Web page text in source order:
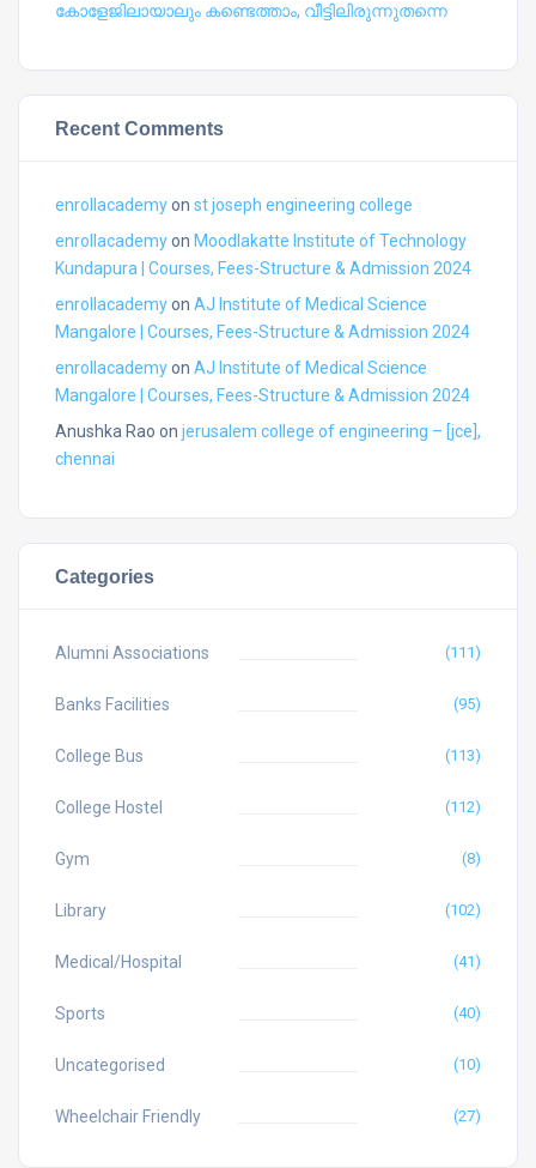
കോളേജിലായാലും കണ്ടെത്താം, വീട്ടിലിരുന്നുതന്നെ
Recent Comments
enrollacademyon st joseph engineering college
enrollacademyon Moodlakatte Institute of Technology
Kundapura | Courses, Fees-Structure & Admission 2024
enrollacademyon AJ Institute of Medical Science
Mangalore | Courses, Fees-Structure & Admission 2024
enrollacademyon AJ Institute of Medical Science
Mangalore | Courses, Fees-Structure & Admission 2024
Anushka Rao on jerusalem college of engineering – [jce],
chennai
Categories
Alumni Associations (111)
Banks Facilities (95)
College Bus (113)
College Hostel (112)
Gym (8)
Library (102)
Medical/Hospital (41)
Sports (40)
Uncategorised (10)
Wheelchair Friendly (27)